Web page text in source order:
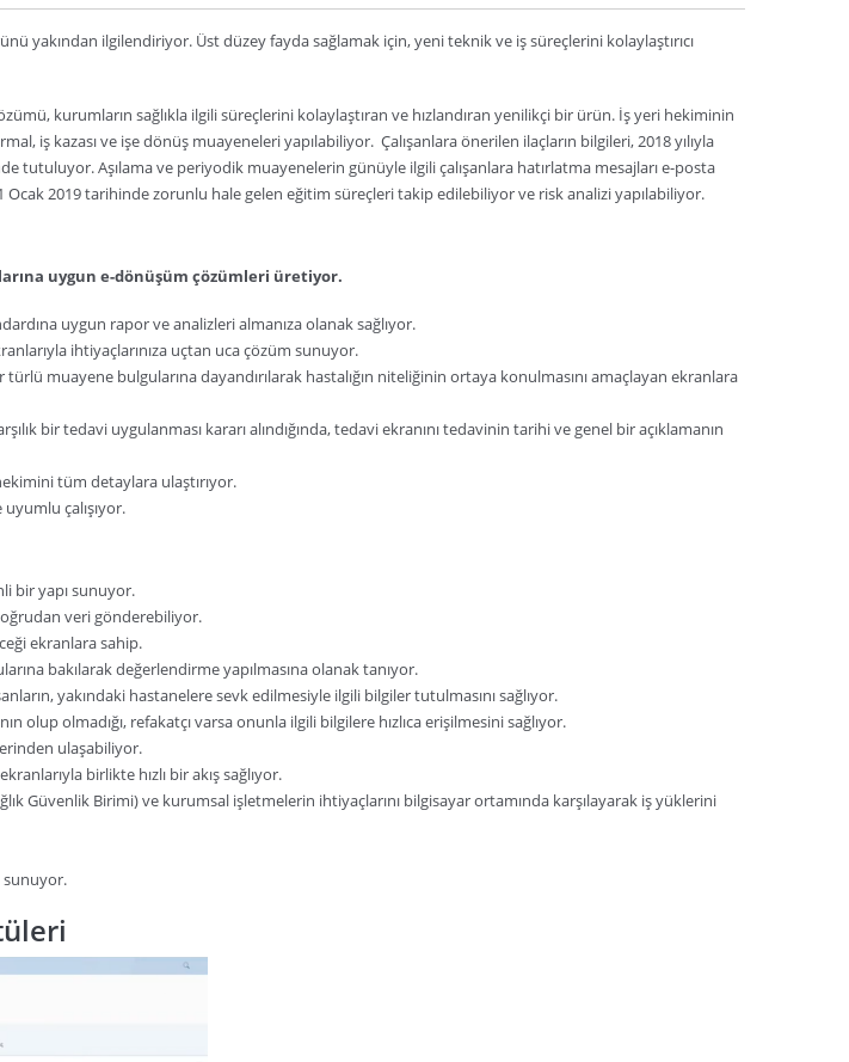
yakından ilgilendiriyor. Üst düzey fayda sağlamak için, yeni teknik ve iş süreçlerini kolaylaştırıcı
kurumların sağlıkla ilgili süreçlerini kolaylaştıran ve hızlandıran yenilikçi bir ürün. İş yeri hekiminin
iş kazası ve işe dönüş muayeneleri yapılabiliyor. Çalışanlara önerilen ilaçların bilgileri, 2018 yılıyla
tutuluyor. Aşılama ve periyodik muayenelerin günüyle ilgili çalışanlara hatırlatma mesajları e-posta
2019 tarihinde zorunlu hale gelen eğitim süreçleri takip edilebiliyor ve risk analizi yapılabiliyor.
uygun e-dönüşüm çözümleri üretiyor.
uygun rapor ve analizleri almanıza olanak sağlıyor.
ihtiyaçlarınıza uçtan uca çözüm sunuyor.
türlü muayene bulgularına dayandırılarak hastalığın niteliğinin ortaya konulmasını amaçlayan ekranlara
bir tedavi uygulanması kararı alındığında, tedavi ekranını tedavinin tarihi ve genel bir açıklamanın
tüm detaylara ulaştırıyor.
uyumlu çalışıyor.
bir yapı sunuyor.
veri gönderebiliyor.
ekranlara sahip.
bakılarak değerlendirme yapılmasına olanak tanıyor.
yakındaki hastanelere sevk edilmesiyle ilgili bilgiler tutulmasını sağlıyor.
olup olmadığı, refakatçı varsa onunla ilgili bilgilere hızlıca erişilmesini sağlıyor.
ulaşabiliyor.
birlikte hızlı bir akış sağlıyor.
Güvenlik Birimi) ve kurumsal işletmelerin ihtiyaçlarını bilgisayar ortamında karşılayarak iş yüklerini
sunuyor.